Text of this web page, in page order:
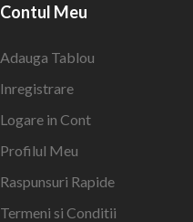
Contul Meu
Adauga Tablou
Inregistrare
Logare in Cont
Profilul Meu
Raspunsuri Rapide
Termeni si Conditii